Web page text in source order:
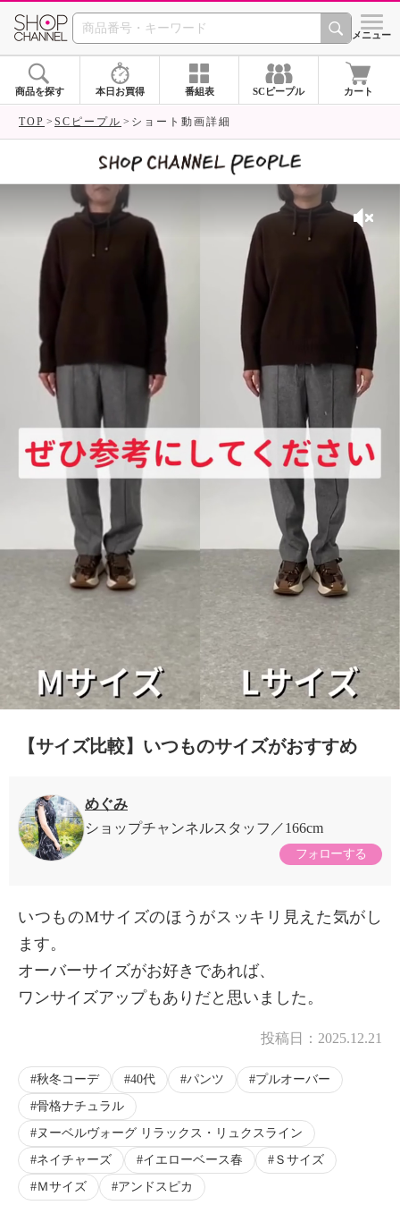
SHOP CHANNEL シメニュー
商品を探す 本日お買得 番組表 SCピープル カート
TOP SCピープル ショート動画詳細
0:17/0:17
【サイズ比較】いつものサイズがおすすめ
めぐみ
ショップチャンネルスタッフ
166cm
フォローする
いつものMサイズのほうがスッキリ見えた気がし
ます。
オーバーサイズがお好きであれば、
ワンサイズアップもありだと思いました。
投稿日： 2025.12.21
秋冬コーデ 40代 パンツ
プルオーバー
骨格ナチュラル
ヌーベルヴォーグ リラックス・リュクスライン
ネイチャーズ
イエローベース春
Ｓサイズ
Ｍサイズ
アンドスピカ